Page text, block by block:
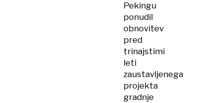
Pekingu
ponudil
obnovitev
pred
trinajstimi
leti
zaustavljenega
projekta
gradnje